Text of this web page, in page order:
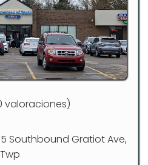
valoraciones)
Southbound Gratiot Ave,